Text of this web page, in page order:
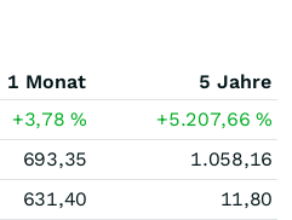
1 Monat
5 Jahre
+3,78% +5.207,66%
693,35
1.058,16
631,40
11,80